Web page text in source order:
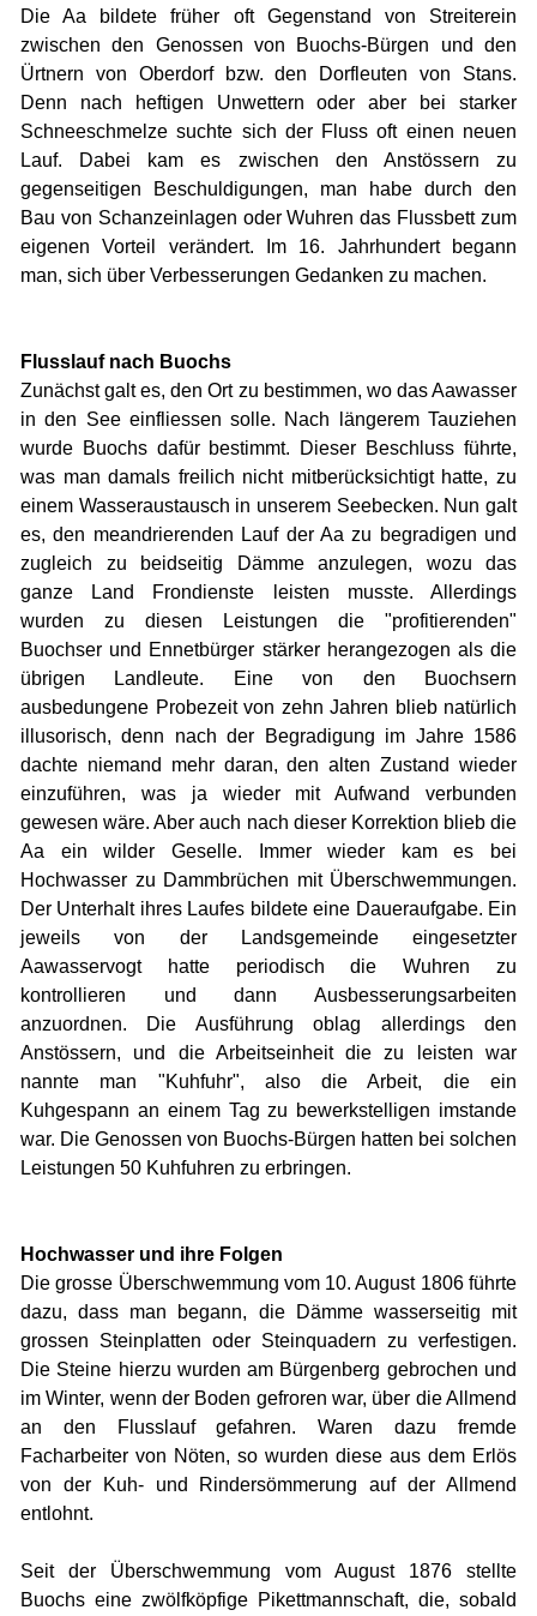
Die Aa bildete früher oft Gegenstand von Streiterein
zwischen den Genossen von Buochs-Bürgen und den
Ürtnern von Oberdorf bzw. den Dorfleuten von Stans.
Denn nach heftigen Unwettern oder aber bei starker
Schneeschmelze suchte sich der Fluss oft einen neuen
Lauf. Dabei kam es zwischen den Anstössern zu
gegenseitigen Beschuldigungen, man habe durch den
Bau von Schanzeinlagen oder Wuhren das Flussbett zum
eigenen Vorteil verändert. Im 16. Jahrhundert begann
man, sich über Verbesserungen Gedanken zu machen.
Flusslauf nach Buochs
Zunächst galt es, den Ort zu bestimmen, wo das Aawasser
in den See einfliessen solle. Nach längerem Tauziehen
wurde Buochs dafür bestimmt. Dieser Beschluss führte,
was man damals freilich nicht mitberücksichtigt hatte, zu
einem Wasseraustausch in unserem Seebecken. Nun galt
es, den meandrierenden Lauf der Aa zu begradigen und
zugleich zu beidseitig Dämme anzulegen, wozu das
ganze Land Frondienste leisten musste. Allerdings
wurden zu diesen Leistungen die "profitierenden"
Buochser und Ennetbürger stärker herangezogen als die
übrigen Landleute. Eine von den Buochsern
ausbedungene Probezeit von zehn Jahren blieb natürlich
illusorisch, denn nach der Begradigung im Jahre 1586
dachte niemand mehr daran, den alten Zustand wieder
einzuführen, was ja wieder mit Aufwand verbunden
gewesen wäre. Aber auch nach dieser Korrektion blieb die
Aa ein wilder Geselle. Immer wieder kam es bei
Hochwasser zu Dammbrüchen mit Überschwemmungen.
Der Unterhalt ihres Laufes bildete eine Daueraufgabe. Ein
jeweils von der Landsgemeinde eingesetzter
Aawasservogt hatte periodisch die Wuhren zu
kontrollieren und dann Ausbesserungsarbeiten
anzuordnen. Die Ausführung oblag allerdings den
Anstössern, und die Arbeitseinheit die zu leisten war
nannte man "Kuhfuhr", also die Arbeit, die ein
Kuhgespann an einem Tag zu bewerkstelligen imstande
war. Die Genossen von Buochs-Bürgen hatten bei solchen
Leistungen 50 Kuhfuhren zu erbringen.
Hochwasser und ihre Folgen
Die grosse Überschwemmung vom 10. August 1806 führte
dazu, dass man begann, die Dämme wasserseitig mit
grossen Steinplatten oder Steinquadern zu verfestigen.
Die Steine hierzu wurden am Bürgenberg gebrochen und
im Winter, wenn der Boden gefroren war, über die Allmend
an den Flusslauf gefahren. Waren dazu fremde
Facharbeiter von Nöten, so wurden diese aus dem Erlös
von der Kuh- und Rindersömmerung auf der Allmend
entlohnt.
Seit der Überschwemmung vom August 1876 stellte
Buochs eine zwölfköpfige Pikettmannschaft, die, sobald